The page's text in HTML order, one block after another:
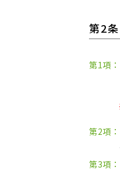
第2
第1項：
第2項：
第3項：